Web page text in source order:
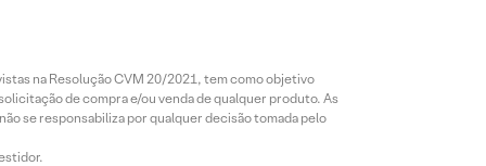
na Resolução CVM 20/2021, tem como objetivo
de compra e/ou venda de qualquer produto. As
se responsabiliza por qualquer decisão tomada pelo